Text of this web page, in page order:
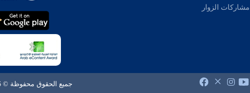
مشاركات الزوار
جميع الحقوق محفوظة © 2026 - 1998 لشبكة إسلام ويب